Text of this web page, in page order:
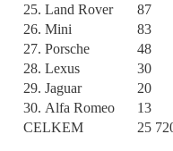
25. Land Rover
87
26. Mini
83
27. Porsche
48
28. Lexus
30
29. Jaguar
20
30. Alfa Romeo
13
CELKEM
25